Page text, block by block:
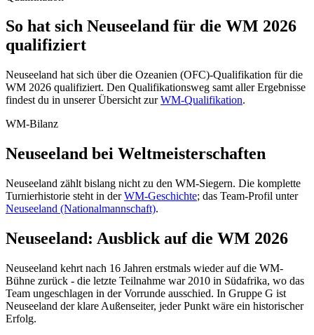
So hat sich Neuseeland für die WM 2026
qualifiziert
Neuseeland hat sich über die Ozeanien (OFC)-Qualifikation für die
WM 2026 qualifiziert. Den Qualifikationsweg samt aller Ergebnisse
findest du in unserer Übersicht zurWM-Qualifikation.
WM-Bilanz
Neuseeland bei Weltmeisterschaften
Neuseeland zählt bislang nicht zu den WM-Siegern. Die komplette
Turnierhistorie steht in derWM-Geschichte; das Team-Profil unter
Neuseeland (Nationalmannschaft).
Neuseeland: Ausblick auf die WM 2026
Neuseeland kehrt nach 16 Jahren erstmals wieder auf die WM-
Bühne zurück - die letzte Teilnahme war 2010 in Südafrika, wo das
Team ungeschlagen in der Vorrunde ausschied. In Gruppe G ist
Neuseeland der klare Außenseiter, jeder Punkt wäre ein historischer
Erfolg.